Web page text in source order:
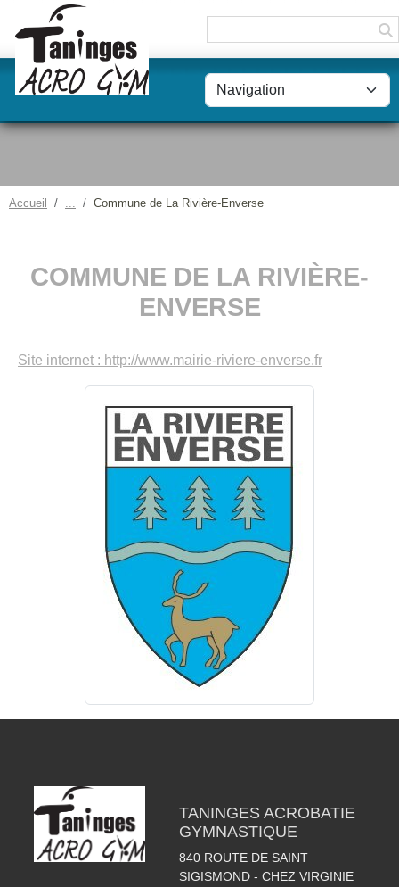
Accueil Commune de La Rivière-Enverse
COMMUNE DE LA RIVIÈRE-
ENVERSE
Site internet : http://www.mairie-riviere-enverse.fr
TANINGES ACROBATIE
GYMNASTIQUE
840 ROUTE DE SAINT
SIGISMOND - CHEZ VIRGINIE
Panneau de gestion des cookies